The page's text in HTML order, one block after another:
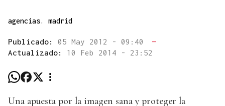
agencias. madrid
Publicado: 05 May 2012 - 09:40
—
Actualizado: 10 Feb 2014 - 23:52
Una apuesta por la imagen sana y proteger la